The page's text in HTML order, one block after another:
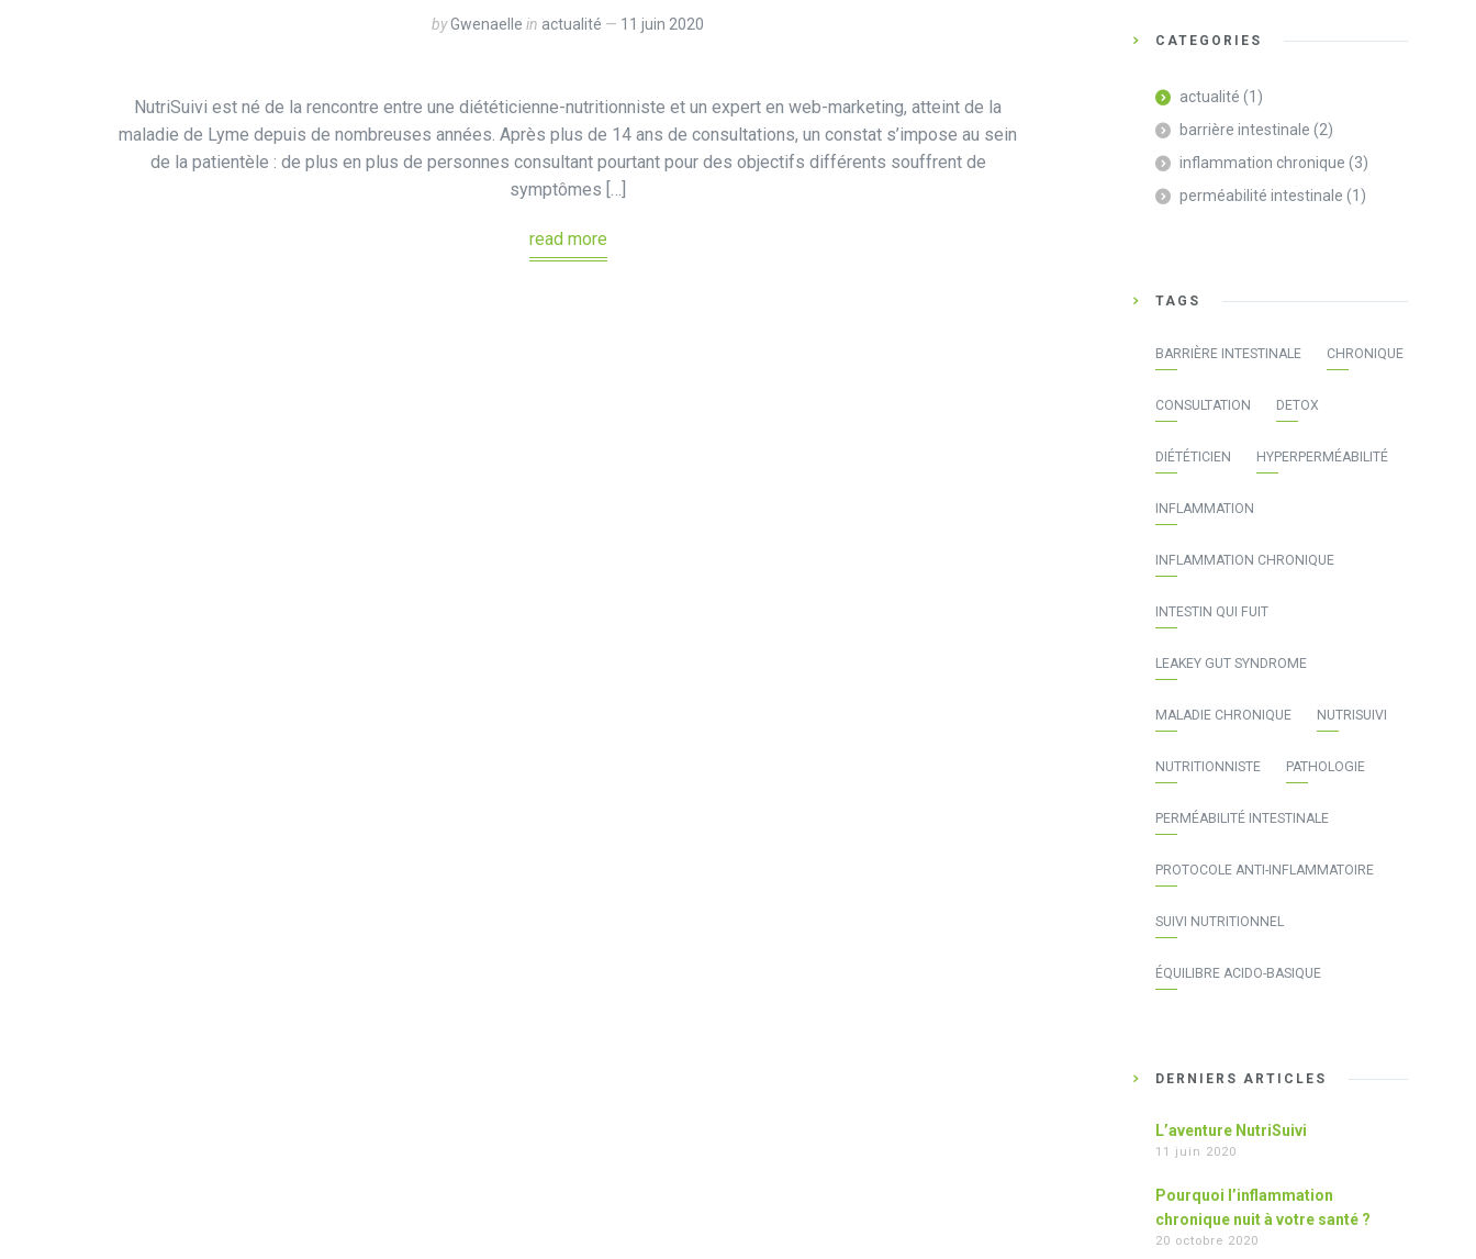
byGwenaelle in actualité 11 juin 2020
NutriSuivi est né de la rencontre entre une diététicienne-nutritionniste et un expert en web-marketing, atteint de la
maladie de Lyme depuis de nombreuses années. Après plus de 14 ans de consultations, un constat s’impose au sein
de la patientèle : de plus en plus de personnes consultant pourtant pour des objectifs différents souffrent de
symptômes […]
read more
CATEGORIES
actualité (1)
barrière intestinale (2)
inflammation chronique (3)
perméabilité intestinale (1)
TAGS
BARRIÈRE INTESTINALE CHRONIQUE
CONSULTATION DETOX
DIÉTÉTICIEN HYPERPERMÉABILITÉ
INFLAMMATION
INFLAMMATION CHRONIQUE
INTESTIN QUI FUIT
LEAKEY GUT SYNDROME
MALADIE CHRONIQUE NUTRISUIVI
NUTRITIONNISTE PATHOLOGIE
PERMÉABILITÉ INTESTINALE
PROTOCOLE ANTI-INFLAMMATOIRE
SUIVI NUTRITIONNEL
ÉQUILIBRE ACIDO-BASIQUE
DERNIERS ARTICLES
L’aventure NutriSuivi
11 juin 2020
Pourquoi l’inflammation
chronique nuit à votre santé ?
20 octobre 2020